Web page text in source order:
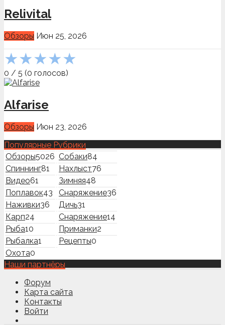
Relivital
Обзоры Июн 25, 2026
★★★★★
0 / 5 (0 голосов)
Alfarise
Обзоры Июн 23, 2026
Популярные Рубрики
Обзоры5026 Собаки84
Спиннинг81 Нахлыст76
Видео61 Зимняя48
Поплавок43 Снаряжение36
Наживки36 Дичь31
Карп24 Снаряжение14
Рыба10 Приманки2
Рыбалка1 Рецепты0
Охота0
Наши партнёры
Форум
Карта сайта
Контакты
Войти